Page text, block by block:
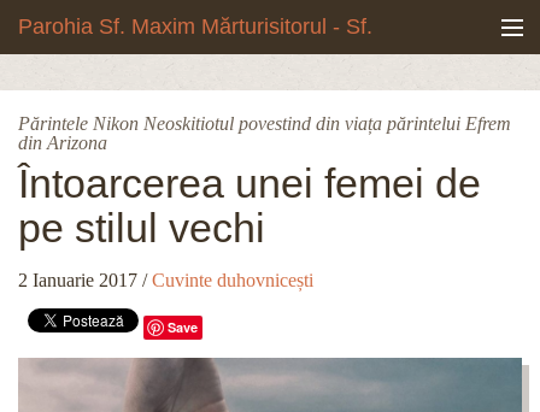
Parohia Sf. Maxim Mărturisitorul - Sf.
Noua biserică
Botezuri & Cununii
Teologie & Cuvinte duhovnicești
Fotografii
Preotul paroh
Program liturgic
Părintele Nikon Neoskitiotul povestind din viața părintelui Efrem
din Arizona
Întoarcerea unei femei de
pe stilul vechi
2 Ianuarie 2017 /Cuvinte duhovnicești
Save